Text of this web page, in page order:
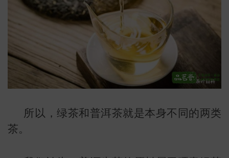
所以，绿茶和普洱茶就是本身不同的两类
茶。